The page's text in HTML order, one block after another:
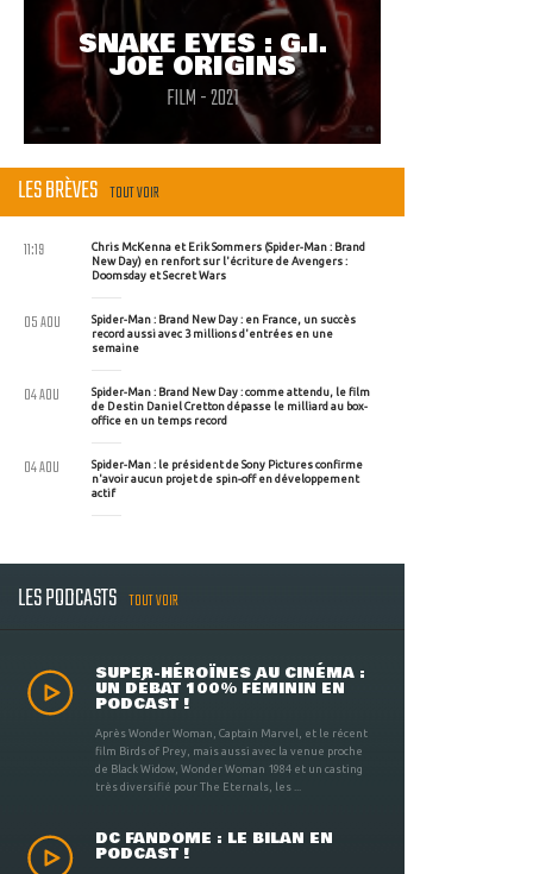
SNAKE EYES : G.I.
JOE ORIGINS
FILM - 2021
LES BRÈVES TOUT VOIR
Chris McKenna et Erik Sommers (Spider-Man : Brand
New Day) en renfort sur l'écriture de Avengers :
Doomsday et Secret Wars
11:19
Spider-Man : Brand New Day : en France, un succès
record aussi avec 3 millions d'entrées en une
semaine
05 AOU
Spider-Man : Brand New Day : comme attendu, le film
de Destin Daniel Cretton dépasse le milliard au box-
office en un temps record
04 AOU
Spider-Man : le président de Sony Pictures confirme
n'avoir aucun projet de spin-off en développement
actif
04 AOU
LES PODCASTS TOUT VOIR
SUPER-HÉROÏNES AU CINÉMA :
UN DÉBAT 100% FÉMININ EN
PODCAST !
Après Wonder Woman, Captain Marvel, et le récent
film Birds of Prey, mais aussi avec la venue proche
de Black Widow, Wonder Woman 1984 et un casting
très diversifié pour The Eternals, les ...
DC FANDOME : LE BILAN EN
PODCAST !